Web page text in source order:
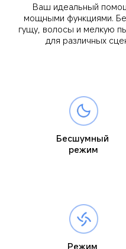
Ваш идеальный
мощными функциями.
гущу, волосы и мелкую
для различных
Бесшумный
режим
Режим